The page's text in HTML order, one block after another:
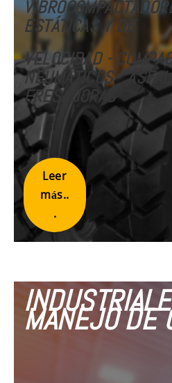
ESTÁTICAS Y DE
VELOCIDAD-
NEUMÁTICOS-
FRESADORAS
Leer
más..
.
MANEJO DE